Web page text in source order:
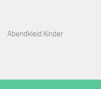
Abendkleid Kinder